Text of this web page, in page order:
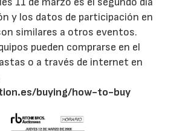
y los datos de participación en
similares a otros eventos.
pueden comprarse en el
o a través de internet en
buying/how-to-buy